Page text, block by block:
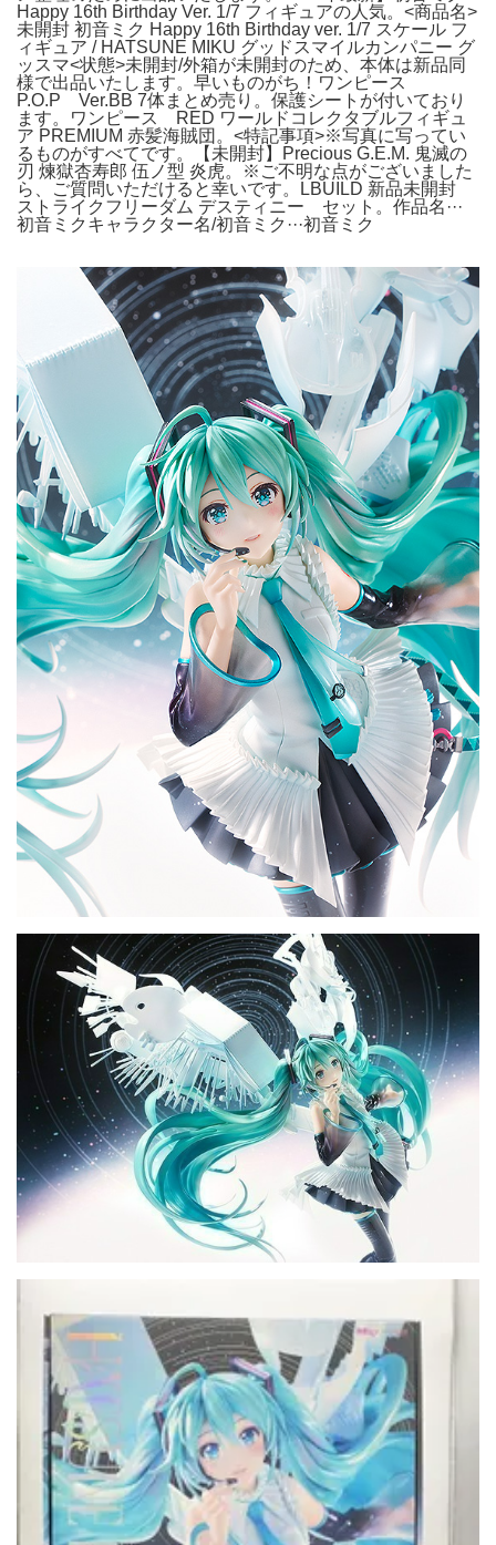
Happy 16th Birthday Ver. 1/7 フィギュアの人気。<商品名>
未開封 初音ミク Happy 16th Birthday ver. 1/7 スケール フ
ィギュア / HATSUNE MIKU グッドスマイルカンパニー グ
ッスマ<状態>未開封/外箱が未開封のため、本体は新品同
様で出品いたします。早いものがち！ワンピース
P.O.P Ver.BB 7体まとめ売り。保護シートが付いており
ます。ワンピース RED ワールドコレクタブルフィギュ
ア PREMIUM 赤髪海賊団。<特記事項>※写真に写ってい
るものがすべてです。【未開封】Precious G.E.M. 鬼滅の
刃 煉獄杏寿郎 伍ノ型 炎虎。※ご不明な点がございました
ら、ご質問いただけると幸いです。LBUILD 新品未開封
ストライクフリーダム デスティニー セット。作品名···
初音ミクキャラクター名/初音ミク···初音ミク